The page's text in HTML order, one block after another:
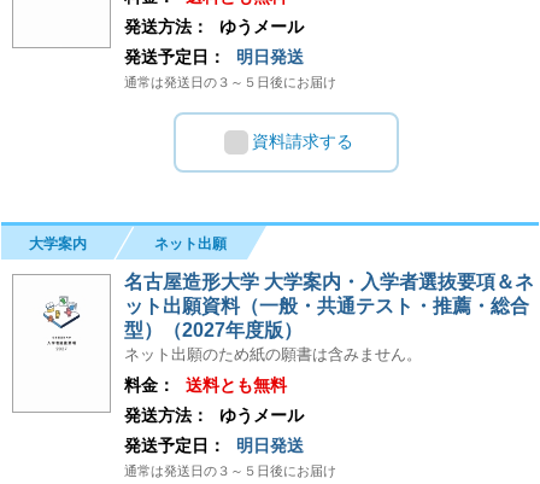
発送方法：
ゆうメール
発送予定日：
明日発送
通常は発送日の３～５日後にお届け
資料請求する
大学案内 ネット出願
名古屋造形大学 大学案内・入学者選抜要項＆ネ
ット出願資料（一般・共通テスト・推薦・総合
型）（2027年度版）
ネット出願のため紙の願書は含みません。
料金：
送料とも無料
発送方法：
ゆうメール
発送予定日：
明日発送
通常は発送日の３～５日後にお届け